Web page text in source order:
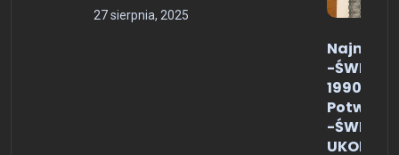
27 sierpnia, 2025
-
1990-
-